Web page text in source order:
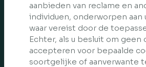
aanbieden van reclame en
individuen, onderworpen
waar vereist door de
Echter, als u besluit om geen
accepteren voor bepaalde
soortgelijke of aanverwante